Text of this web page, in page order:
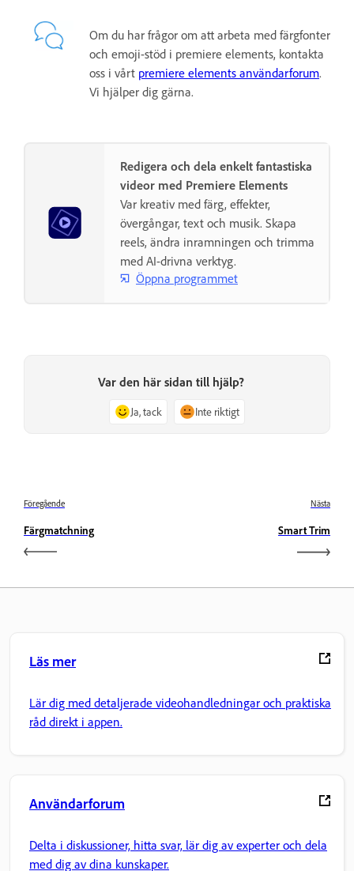
Om du har frågor om att arbeta med färgfonter
och emoji-stöd i premiere elements, kontakta
oss i vårt premiere elements användarforum.
Vi hjälper dig gärna.
Redigera och dela enkelt fantastiska
videor med Premiere Elements
Var kreativ med färg, effekter,
övergångar, text och musik. Skapa
reels, ändra inramningen och trimma
med AI-drivna verktyg.
Öppna programmet
Var den här sidan till hjälp?
Ja, tack Inte riktigt
Föregående
Färgmatchning
Nästa
Smart Trim
Läs mer
Lär dig med detaljerade videohandledningar och praktiska
råd direkt i appen.
Användarforum
Delta i diskussioner, hitta svar, lär dig av experter och dela
med dig av dina kunskaper.